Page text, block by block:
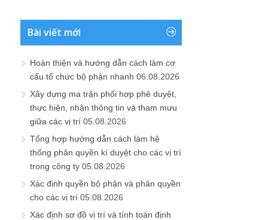
Bài viết mới
Hoàn thiện và hướng dẫn cách làm cơ
cấu tổ chức bộ phận nhanh 06.08.2026
Xây dựng ma trận phối hợp phê duyệt,
thực hiện, nhận thông tin và tham mưu
giữa các vị trí 05.08.2026
Tổng hợp hướng dẫn cách làm hệ
thống phân quyền kí duyệt cho các vị trí
trong công ty 05.08.2026
Xác định quyền bộ phận và phân quyền
cho các vị trí 05.08.2026
Xác định sơ đồ vị trí và tính toán định